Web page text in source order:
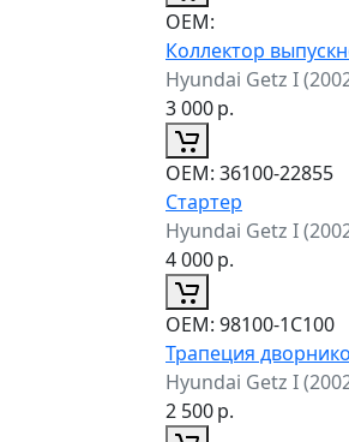
ОЕМ:
Коллектор
Hyundai Getz I
3 000р.
ОЕМ: 36100-22855
Стартер
Hyundai Getz I
4 000р.
ОЕМ: 98100-1C100
Трапеция
Hyundai Getz I
2 500р.